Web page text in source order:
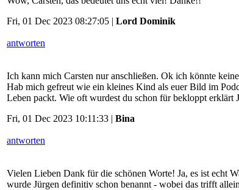
Fri, 01 Dec 2023 08:27:05 | Lord Dominik
antworten
Ich kann mich Carsten nur anschließen. Ok ich könnte
Hab mich gefreut wie ein kleines Kind als euer Bild im
Leben packt. Wie oft wurdest du schon für bekloppt
Fri, 01 Dec 2023 10:11:33 | Bina
antworten
Vielen Lieben Dank für die schönen Worte! Ja, es ist echt
wurde Jürgen definitiv schon benannt - wobei das trifft